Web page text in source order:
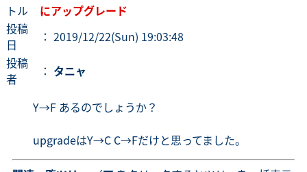
トル
にアップグレード
投稿
日
： 2019/12/22(Sun) 19:03:48
投稿
者
： タニャ
Y→F あるのでしょうか？
upgradeはY→C C→Fだけと思ってました。